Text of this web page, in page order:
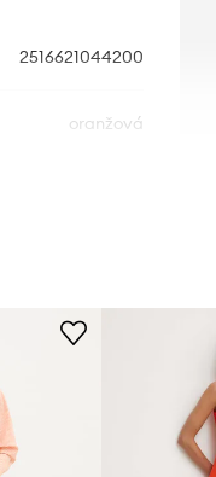
2516621044200
oranžová